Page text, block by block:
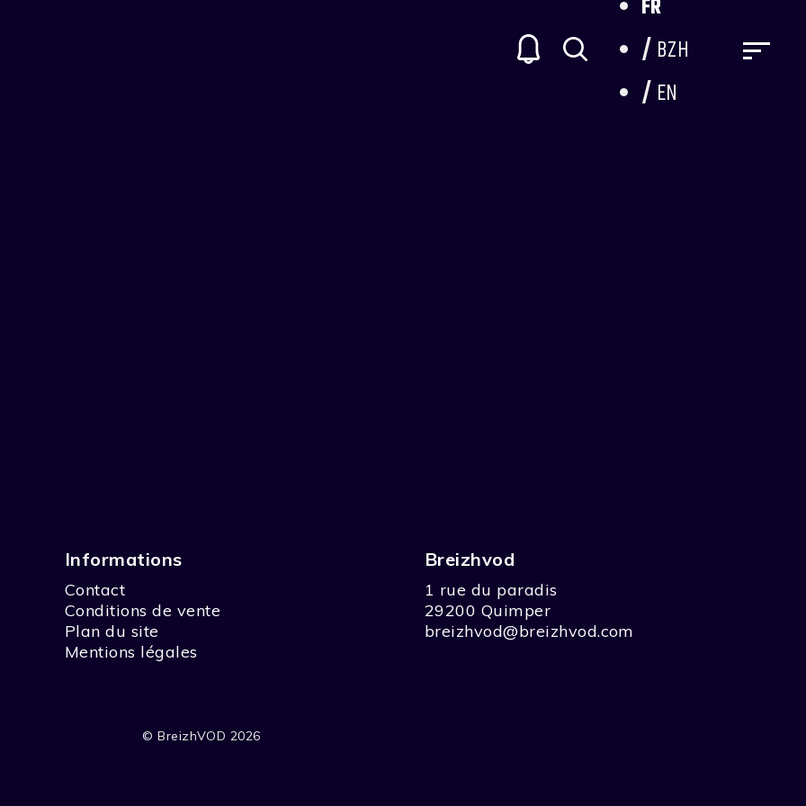
FR
BZH
EN
Informations
Contact
Conditions de vente
Plan du site
Mentions légales
Breizhvod
1 rue du paradis
29200 Quimper
breizhvod@breizhvod.com
© BreizhVOD 2026